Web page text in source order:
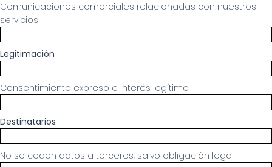
Comunicaciones comerciales relacionadas con nuestros
servicios
Legitimación
Consentimiento expreso e interés legítimo
Destinatarios
No se ceden datos a terceros, salvo obligación legal